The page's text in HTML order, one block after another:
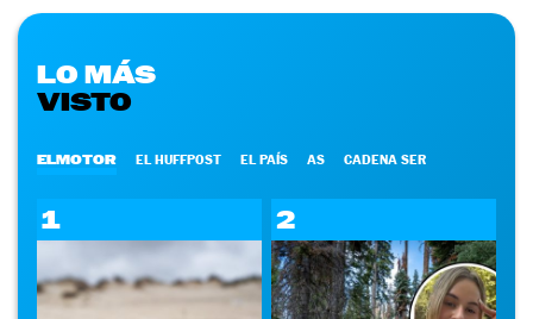
LO MÁS
VISTO
ELMOTOR EL HUFFPOST EL PAÍS AS CADENA SER
1 2